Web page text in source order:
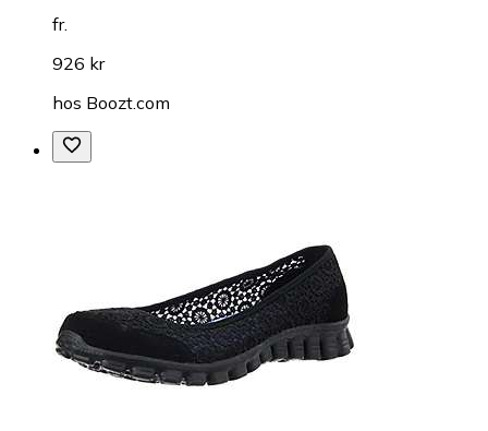
fr.
926 kr
hos Boozt.com